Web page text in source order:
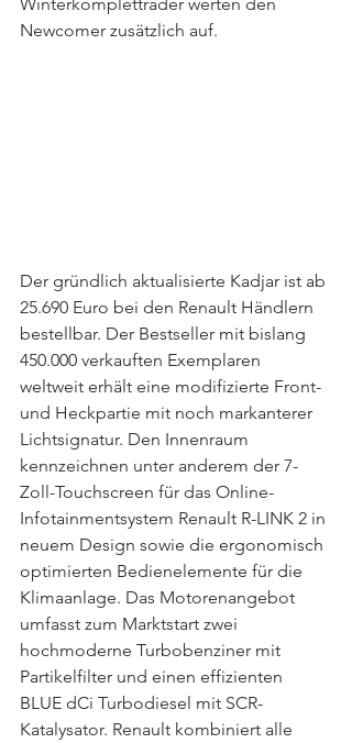
Newcomer zusätzlich auf.
Der gründlich aktualisierte Kadjar ist ab
25.690 Euro bei den Renault Händlern
bestellbar. Der Bestseller mit bislang
450.000 verkauften Exemplaren
weltweit erhält eine modifizierte Front-
und Heckpartie mit noch markanterer
Lichtsignatur. Den Innenraum
kennzeichnen unter anderem der 7-
Zoll-Touchscreen für das Online-
Infotainmentsystem Renault R-LINK 2 in
neuem Design sowie die ergonomisch
optimierten Bedienelemente für die
Klimaanlage. Das Motorenangebot
umfasst zum Marktstart zwei
hochmoderne Turbobenziner mit
Partikelfilter und einen effizienten
BLUE dCi Turbodiesel mit SCR-
Katalysator. Renault kombiniert alle